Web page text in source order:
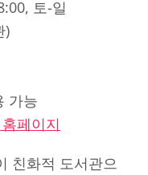
토-일
)
가능
페이지
친화적 도서관으